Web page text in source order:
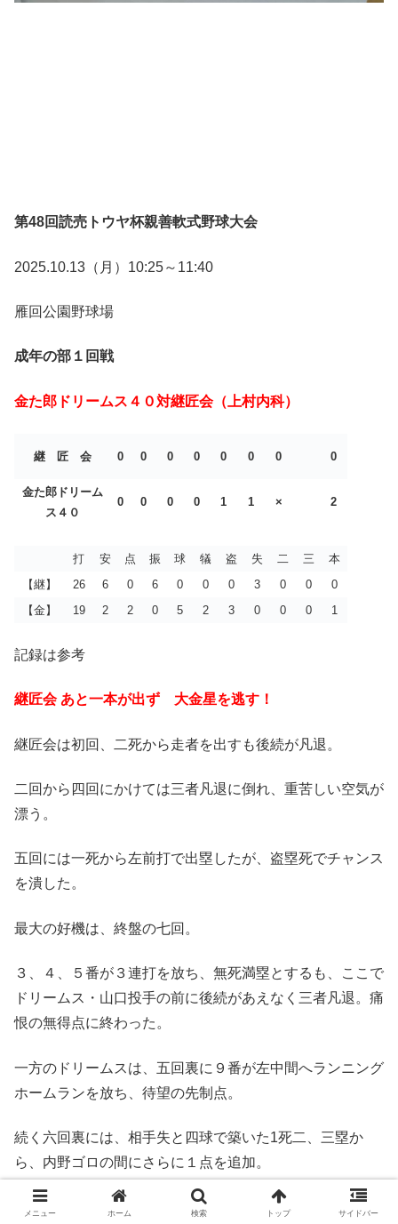
第48回読売トウヤ杯親善軟式野球大会
2025.10.13（月）10:25～11:40
雁回公園野球場
成年の部１回戦
金た郎ドリームス４０対継匠会（上村内科）
継 匠 会 0 0 0 0 0 0 0 0
金た郎ドリーム
ス４０
0 0 0 0 1 1 × 2
打 安 点 振 球 犠 盗 失 二 三
本
【継】
26 6 0 6 0 0 0 3 0 0
0
【金】
19 2 2 0 5 2 3 0 0 0 1
記録は参考
継匠会 あと一本が出ず 大金星を逃す！
継匠会は初回、二死から走者を出すも後続が凡退。
二回から四回にかけては三者凡退に倒れ、重苦しい空気が
漂う。
五回には一死から左前打で出塁したが、盗塁死でチャンス
を潰した。
最大の好機は、終盤の七回。
３、４、５番が３連打を放ち、無死満塁とするも、ここで
ドリームス・山口投手の前に後続があえなく三者凡退。痛
恨の無得点に終わった。
一方のドリームスは、五回裏に９番が左中間へランニング
ホームランを放ち、待望の先制点。
続く六回裏には、相手失と四球で築いた1死二、三塁か
ら、内野ゴロの間にさらに１点を追加。
継匠会の守備の乱れに乗じて効率よく加点した。
メニュー ホーム 検索 トップ サイドバー